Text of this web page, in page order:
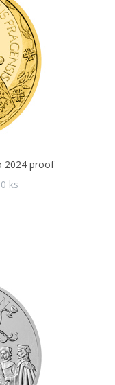
2024 proof
ks